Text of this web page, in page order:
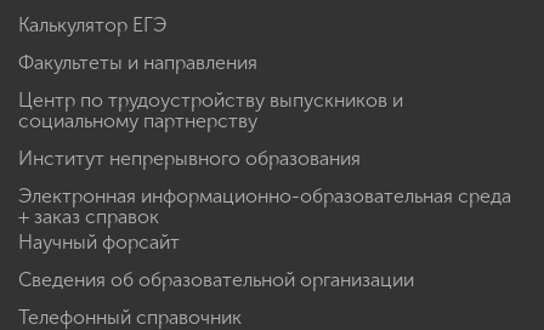
Калькулятор ЕГЭ
Факультеты и направления
Центр по трудоустройству выпускников и
социальному партнерству
Институт непрерывного образования
Электронная информационно-образовательная среда
+ заказ справок
Научный форсайт
Сведения об образовательной организации
Телефонный справочник